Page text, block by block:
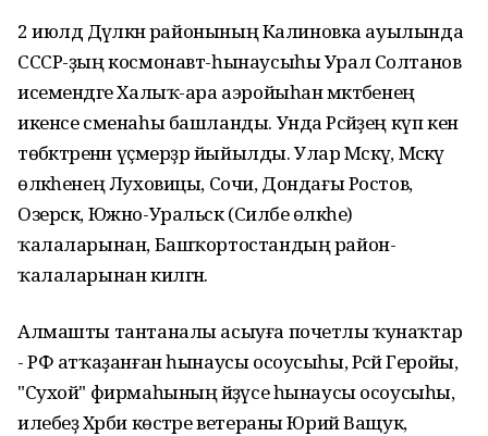
2 июлдә Дәүләкән районының Калиновка ауылында
СССР-ҙың космонавт-һынаусыһы Урал Солтанов
исемендәге Халыҡ-ара аэройыһан мәктәбенең
икенсе сменаһы башланды. Унда Рәсәйҙең күп кенә
төбәктәренән үҫмерҙәр йыйылды. Улар Мәскәү, Мәскәү
өлкәһенең Луховицы, Сочи, Дондағы Ростов,
Озерск, Южно-Уральск (Силәбе өлкәһе)
ҡалаларынан, Башҡортостандың район-
ҡалаларынан килгән.
Алмашты тантаналы асыуға почетлы ҡунаҡтар
- РФ атҡаҙанған һынаусы осоусыһы, Рәсәй Геройы,
"Сухой" фирмаһының әйҙәүсе һынаусы осоусыһы,
илебеҙ Хәрби көстәре ветераны Юрий Ващук,